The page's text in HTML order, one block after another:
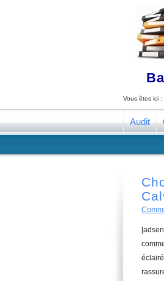
Vous êtes ici :
Audit